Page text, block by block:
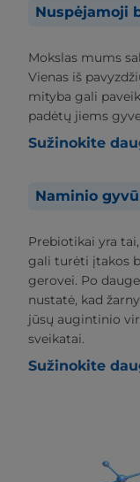
Nuspėjamoji
Mokslas mums
Vienas iš
mityba gali
padėtų jiems
Sužinokite
Naminio
Prebiotikai yra
gali turėti įtakos
gerovei. Po
nustatė, kad
jūsų augintinio
sveikatai.
Sužinokite